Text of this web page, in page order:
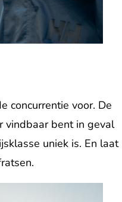
concurrentie voor. De
vindbaar bent in geval
uniek is. En laat